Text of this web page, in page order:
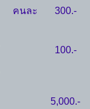
คนละ
300.-
100.-
5,000.-